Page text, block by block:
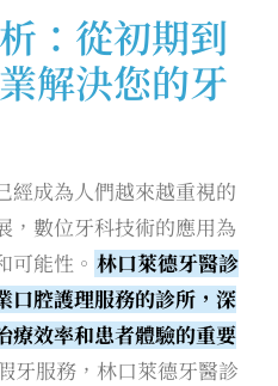
：從初期到
解決您的牙
經成為人們越來越重視的
，數位牙科技術的應用為
可能性。 林口萊德牙醫診
口腔護理服務的診所，深
療效率和患者體驗的重要
牙服務，林口萊德牙醫診